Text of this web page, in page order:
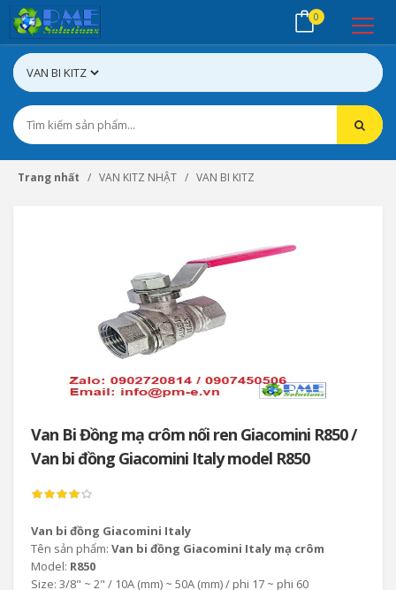
0
Trang nhất VAN KITZ NHẬT VAN BI KITZ
Van Bi Đồng mạ crôm nối ren Giacomini R850 /
Van bi đồng Giacomini Italy model R850
Van bi đồng Giacomini Italy
Tên sản phẩm: Van bi đồng Giacomini Italy mạ crôm
Model: R850
Size: 3/8" ~ 2" / 10A (mm) ~ 50A (mm) / phi 17 ~ phi 60